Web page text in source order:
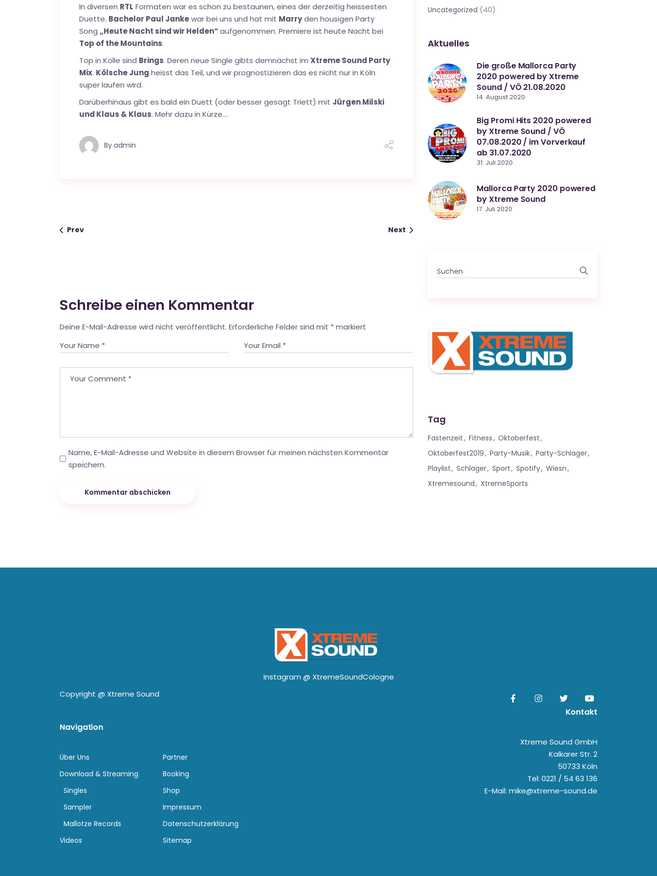
In diversen RTL Formaten war es schon zu bestaunen, eines der derzeitig heissesten
Duette. Bachelor Paul Jankewar bei uns und hat mit Marryden housigen Party
Song „Heute Nacht sind wir Helden“aufgenommen. Premiere ist heute Nacht bei
Top of the Mountains.
Top in Kölle sind Brings. Deren neue Single gibts demnächst im Xtreme Sound Party
Mix. Kölsche Jung heisst das Teil, und wir prognostizieren das es nicht nur in Köln
super laufen wird.
Darüberhinaus gibt es bald ein Duett (oder besser gesagt Triett) mit Jürgen Milski
und Klaus & Klaus. Mehr dazu in Kürze….
By admin
Prev Next
Schreibe einen Kommentar
Deine E-Mail-Adresse wird nicht veröffentlicht. Erforderliche Felder sind mit * markiert
Name, E-Mail-Adresse und Website in diesem Browser für meinen nächsten Kommentar
speichern.
Kommentar abschicken
Uncategorized (40)
Aktuelles
Die große Mallorca Party
2020 powered by Xtreme
Sound / VÖ 21.08.2020
14. August 2020
Big Promi Hits 2020 powered
by Xtreme Sound / VÖ
07.08.2020 / im Vorverkauf
ab 31.07.2020
31. Juli 2020
Mallorca Party 2020 powered
by Xtreme Sound
17. Juli 2020
Search
for:
Tag
Fastenzeit Fitness
Oktoberfest
Oktoberfest2019
Party-Musik
Party-Schlager
Playlist
Schlager Sport Spotify
Wiesn
Xtremesound
XtremeSports
Instagram @ XtremeSoundCologne
Copyright @ Xtreme Sound
Navigation
Über Uns
Download & Streaming
Singles
Sampler
Mallotze Records
Videos
Partner
Booking
Shop
Impressum
Datenschutzerklärung
Sitemap
Kontakt
Xtreme Sound GmbH
Kalkarer Str. 2
50733 Köln
Tel: 0221 / 54 63 136
E-Mail: mike@xtreme-sound.de